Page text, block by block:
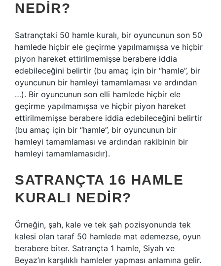
NEDIR?
Satrançtaki 50 hamle kuralı, bir oyuncunun son 50
hamlede hiçbir ele geçirme yapılmamışsa ve hiçbir
piyon hareket ettirilmemişse berabere iddia
edebileceğini belirtir (bu amaç için bir “hamle”, bir
oyuncunun bir hamleyi tamamlaması ve ardından
…). Bir oyuncunun son elli hamlede hiçbir ele
geçirme yapılmamışsa ve hiçbir piyon hareket
ettirilmemişse berabere iddia edebileceğini belirtir
(bu amaç için bir “hamle”, bir oyuncunun bir
hamleyi tamamlaması ve ardından rakibinin bir
hamleyi tamamlamasıdır).
SATRANÇTA 16 HAMLE
KURALI NEDIR?
Örneğin, şah, kale ve tek şah pozisyonunda tek
kalesi olan taraf 50 hamlede mat edemezse, oyun
berabere biter. Satrançta 1 hamle, Siyah ve
Beyaz’ın karşılıklı hamleler yapması anlamına gelir.